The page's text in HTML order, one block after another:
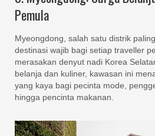
Pemula
Myeongdong, salah satu distrik
destinasi wajib bagi setiap traveller
merasakan denyut nadi Korea
belanja dan kuliner, kawasan ini
yang kaya bagi pecinta mode,
hingga pencinta makanan.